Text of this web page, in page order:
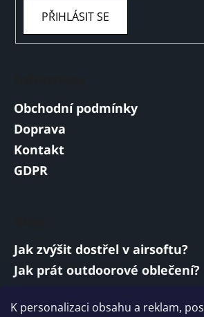
K personalizaci obsahu a reklam,
PŘIHLÁSIT SE
Obchodní podmínky
Doprava
Kontakt
GDPR
Jak zvýšit dostřel v airsoftu?
Jak prát outdoorové oblečení?
Vojenská a armádní